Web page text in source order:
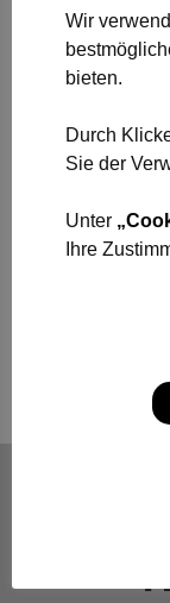
Wir
bieten.
Durch
Sie der
Unter
Ihre